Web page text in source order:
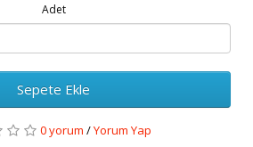
Adet
Sepete Ekle
0 yorum /Yorum Yap